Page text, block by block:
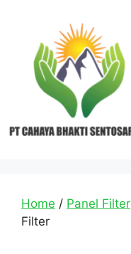
Home / Panel Filter
Filter